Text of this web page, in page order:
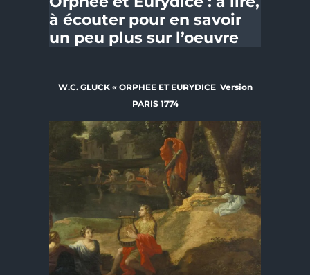
à écouter pour en savoir
un peu plus sur l’oeuvre
W.C. GLUCK « ORPHEE ET EURYDICE Version
PARIS 1774